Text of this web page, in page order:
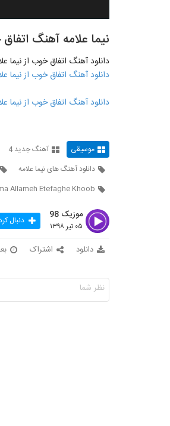
نیما علامه آهنگ
دانلود آهنگ اتفاق خوب از نیما
دانلود آهنگ اتفاق خوب از نیما
دانلود آهنگ اتفاق خوب از نیما
موسیقی آهنگ جدید 4
دانلود آهنگ های نیما علامه
Allameh Etefaghe Khoob
موزیک 98
۰۵ تیر ۱۳۹۸ دنبال
دانلود اشتراک